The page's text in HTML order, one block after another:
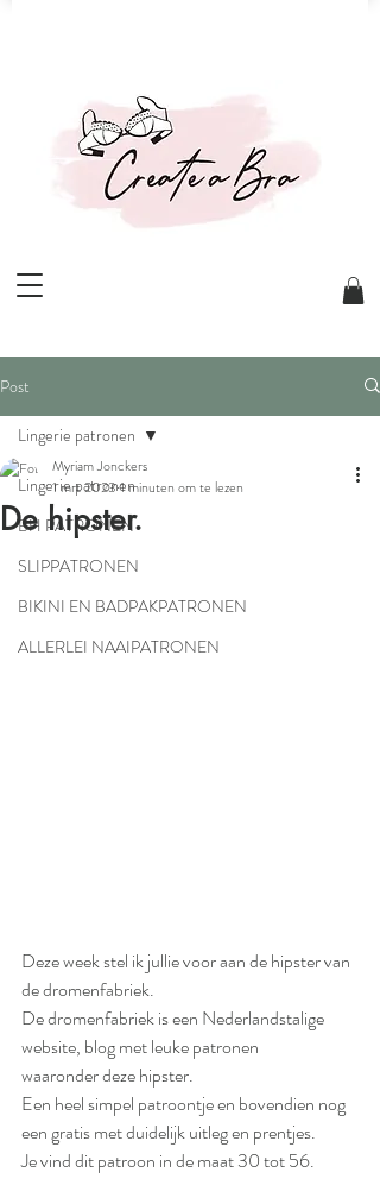
Post
Lingerie patronen
BH PATRONEN
SLIPPATRONEN
BIKINI EN BADPAKPATRONEN
ALLERLEI NAAIPATRONEN
Lingerie patronen
De hipster.
Myriam Jonckers
1 mrt 20231 minuten om te lezen
Deze week stel ik jullie voor aan de hipster van
de dromenfabriek.
De dromenfabriek is een Nederlandstalige
website, blog met leuke patronen
waaronder deze hipster.
Een heel simpel patroontje en bovendien nog
een gratis met duidelijk uitleg en prentjes.
Je vind dit patroon in de maat 30 tot 56.